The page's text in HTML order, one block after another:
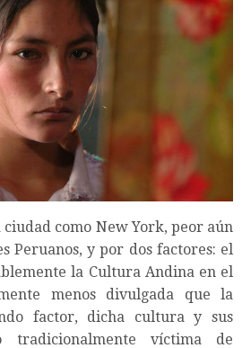
ciudad como New York, peor aún
Peruanos, y por dos factores: el
la Cultura Andina en el
menos divulgada que la
factor, dicha cultura y sus
tradicionalmente víctima de